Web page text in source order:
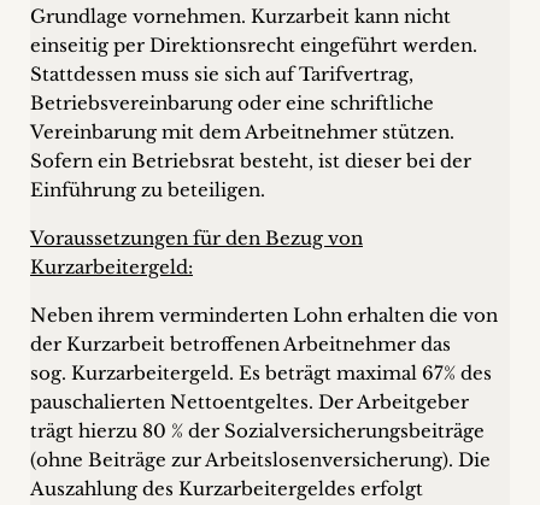
Grundlage vornehmen. Kurzarbeit kann nicht
einseitig per Direktionsrecht eingeführt werden.
Stattdessen muss sie sich auf Tarifvertrag,
Betriebsvereinbarung oder eine schriftliche
Vereinbarung mit dem Arbeitnehmer stützen.
Sofern ein Betriebsrat besteht, ist dieser bei der
Einführung zu beteiligen.
Voraussetzungen für den Bezug von
Kurzarbeitergeld:
Neben ihrem verminderten Lohn erhalten die von
der Kurzarbeit betroffenen Arbeitnehmer das
sog. Kurzarbeitergeld. Es beträgt maximal 67% des
pauschalierten Nettoentgeltes. Der Arbeitgeber
trägt hierzu 80 % der Sozialversicherungsbeiträge
(ohne Beiträge zur Arbeitslosenversicherung). Die
Auszahlung des Kurzarbeitergeldes erfolgt